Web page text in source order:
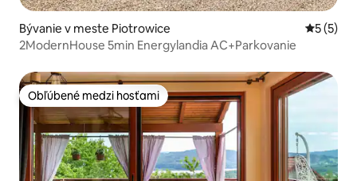
Bývanie v meste Piotrowice
5 (5)
2ModernHouse 5min Energylandia AC+Parkovanie
Obľúbené medzi hosťami
Obľúbené medzi hosťami